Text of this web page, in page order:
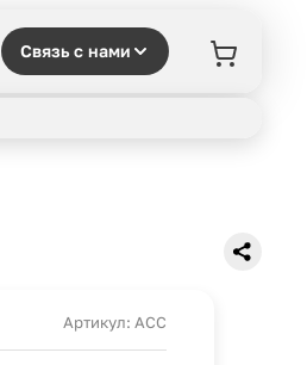
Связь с нами
Артикул: ACC